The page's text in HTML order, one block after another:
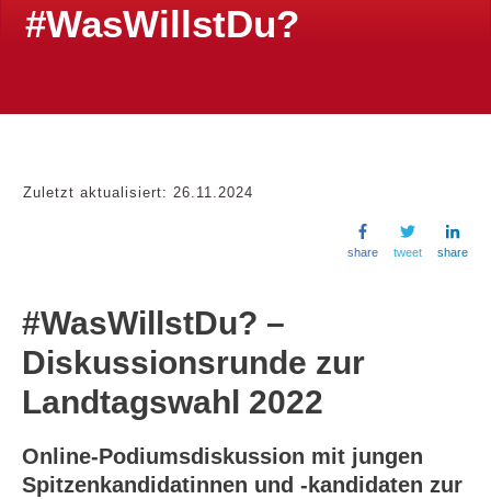
#WasWillstDu?
Zuletzt aktualisiert: 26.11.2024
share tweet share
#WasWillstDu? –
Diskussionsrunde zur
Landtagswahl 2022
Online-Podiumsdiskussion mit jungen
Spitzenkandidatinnen und -kandidaten zur